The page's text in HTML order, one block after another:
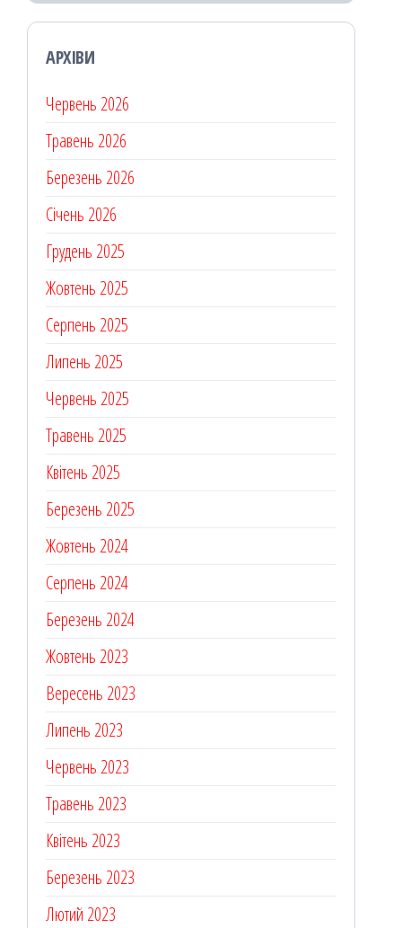
АРХІВИ
Червень 2026
Травень 2026
Березень 2026
Січень 2026
Грудень 2025
Жовтень 2025
Серпень 2025
Липень 2025
Червень 2025
Травень 2025
Квітень 2025
Березень 2025
Жовтень 2024
Серпень 2024
Березень 2024
Жовтень 2023
Вересень 2023
Липень 2023
Червень 2023
Травень 2023
Квітень 2023
Березень 2023
Лютий 2023